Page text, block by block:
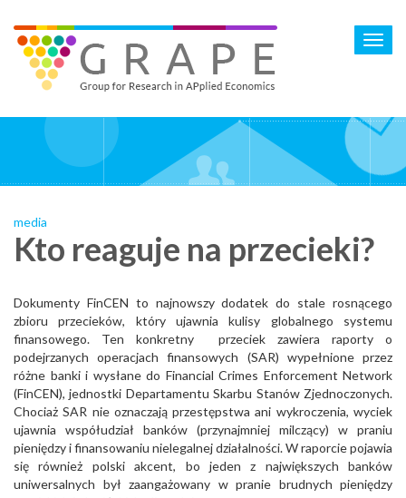
main
content
media
Kto reaguje na przecieki?
Dokumenty FinCEN to najnowszy dodatek do stale rosnącego
zbioru przecieków, który ujawnia kulisy globalnego systemu
finansowego. Ten konkretny przeciek zawiera raporty o
podejrzanych operacjach finansowych (SAR) wypełnione przez
różne banki i wysłane do Financial Crimes Enforcement Network
(FinCEN), jednostki Departamentu Skarbu Stanów Zjednoczonych.
Chociaż SAR nie oznaczają przestępstwa ani wykroczenia, wyciek
ujawnia współudział banków (przynajmniej milczący) w praniu
pieniędzy i finansowaniu nielegalnej działalności. W raporcie pojawia
się również polski akcent, bo jeden z największych banków
uniwersalnych był zaangażowany w pranie brudnych pieniędzy